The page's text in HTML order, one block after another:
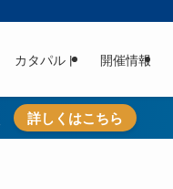
カタパルト 開催情報
詳しくはこちら